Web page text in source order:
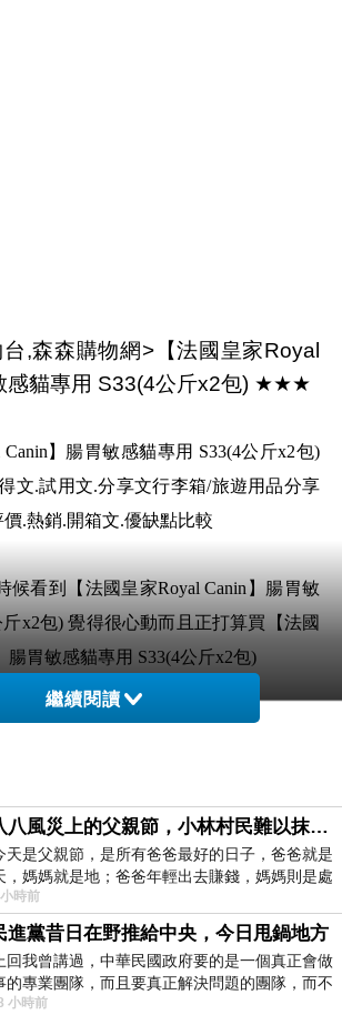
,森森購物網>【法國皇家Royal
感貓專用 S33(4公斤x2包) ★★★
Canin】腸胃敏感貓專用 S33(4公斤x2包)
文.試用文.分享文行李箱/旅遊用品分享
.熱銷.開箱文.優缺點比較
候看到【法國皇家Royal Canin】腸胃敏
斤x2包) 覺得很心動而且正打算買【法國
腸胃敏感貓專用 S33(4公斤x2包)
家Royal Canin】腸胃敏感貓專用 S33(4
專用 S33(4公斤x2包)而且24小時都能
，不用等店家開門也不用看店員臉色
皇家Royal Canin】腸胃敏感貓
x2包)已經想很多天了!也求助谷
國皇家Royal Canin】腸胃敏感
斤x2包)的評價真的不錯想想哪裡
繼續閱讀
八八風災上的父親節，小林村民難以抹滅的痛
天是父親節，是所有爸爸最好的日子，爸爸就是
，媽媽就是地；爸爸年輕出去賺錢，媽媽則是處
家務，職業不分高低貴賤，只有人品才
時前
進黨昔日在野推給中央，今日甩鍋地方
上回我曾講過，中華民國政府要的是一個真正會做
的專業團隊，而且要真正解決問題的團隊，而不
只會到處甩鍋的雙標團隊，最近民進黨
小時前